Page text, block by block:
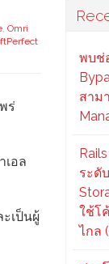
, Omri
ร่
เอล
เป็นผู้
พบช่
สาม
ระดั
ใช้โ
ไกล